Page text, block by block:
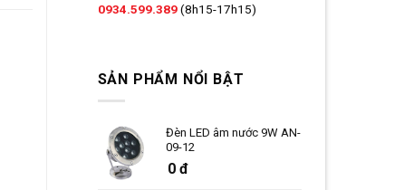
0934.599.389(8h15-17h15)
SẢN PHẨM NỔI BẬT
Đèn LED âm nước 9W AN-
09-12
0 đ